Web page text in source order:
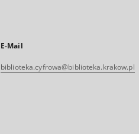
E-Mail
biblioteka.cyfrowa@biblioteka.krakow.pl